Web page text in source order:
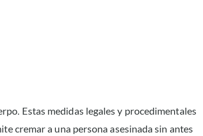
Estas medidas legales y procedimentales
cremar a una persona asesinada sin antes